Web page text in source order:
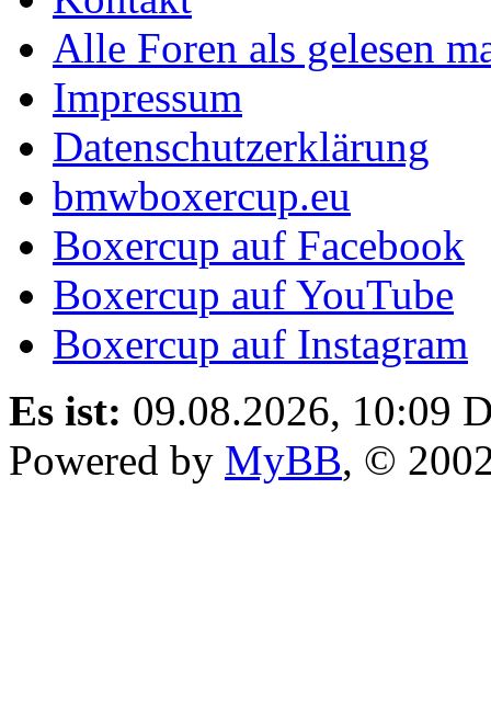
Alle Foren als gelesen
Impressum
Datenschutzerklärung
bmwboxercup.eu
Boxercup auf Facebook
Boxercup auf YouTube
Boxercup auf Instagram
Es ist: 09.08.2026, 10:09
Powered by MyBB, ©